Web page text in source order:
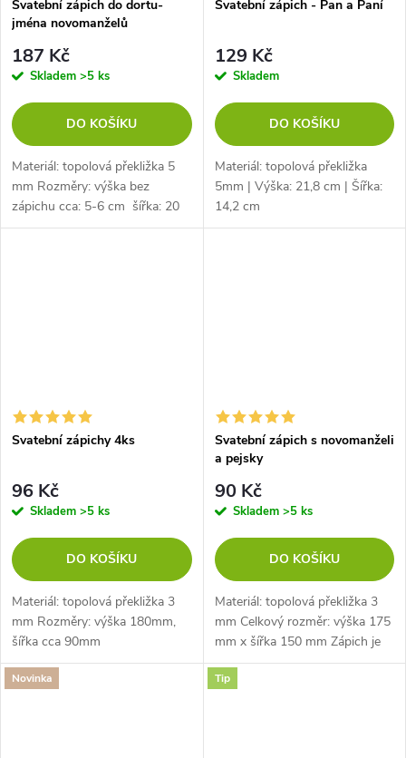
Svatební zápich do dortu-
jména novomanželů
187 Kč
Skladem >5 ks
DO KOŠÍKU
Materiál: topolová překližka 5
mm Rozměry: výška bez
zápichu cca: 5-6 cm šířka: 20
cm délka včetně zápichu cca:
Svatební zápich - Pan a Paní
129 Kč
Skladem
DO KOŠÍKU
Materiál: topolová překližka
5mm | Výška: 21,8 cm | Šířka:
14,2 cm
Svatební zápichy 4ks
96 Kč
Skladem >5 ks
DO KOŠÍKU
Materiál: topolová překližka 3
mm Rozměry: výška 180mm,
šířka cca 90mm
Svatební zápich s novomanželi
a pejsky
90 Kč
Skladem >5 ks
DO KOŠÍKU
Materiál: topolová překližka 3
mm Celkový rozměr: výška 175
mm x šířka 150 mm Zápich je
dlouhý 58 mm
Novinka Tip